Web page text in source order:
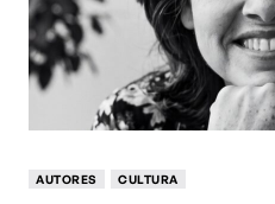
AUTORES CULTURA